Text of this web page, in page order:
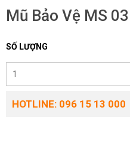
Mũ Bảo Vệ MS 03
SỐ LƯỢNG
HOTLINE: 096 15 13 000